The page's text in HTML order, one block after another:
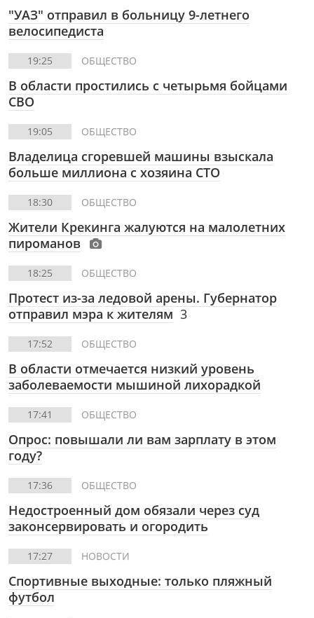
"УАЗ" отправил в больницу 9-летнего
велосипедиста
19:25 ОБЩЕСТВО
В области простились с четырьмя бойцами
СВО
19:05 ОБЩЕСТВО
Владелица сгоревшей машины взыскала
больше миллиона с хозяина СТО
18:30 ОБЩЕСТВО
Жители Крекинга жалуются на малолетних
пироманов
18:25 ОБЩЕСТВО
Протест из-за ледовой арены. Губернатор
отправил мэра к жителям 3
17:52 ОБЩЕСТВО
В области отмечается низкий уровень
заболеваемости мышиной лихорадкой
17:41 ОБЩЕСТВО
Опрос: повышали ли вам зарплату в этом
году?
17:36 ОБЩЕСТВО
Недостроенный дом обязали через суд
законсервировать и огородить
17:27 НОВОСТИ
Спортивные выходные: только пляжный
футбол